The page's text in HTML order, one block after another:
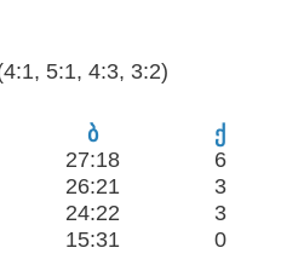
5:1, 4:3, 3:2)
ბ
ქ
27:18
6
26:21
3
24:22
3
15:31
0